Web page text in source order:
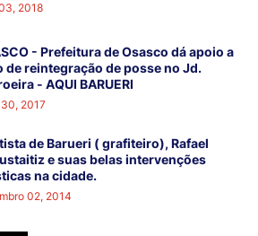
2018
- Prefeitura de Osasco dá apoio a
de reintegração de posse no Jd.
- AQUI BARUERI
2017
de Barueri ( grafiteiro), Rafael
e suas belas intervenções
na cidade.
02, 2014